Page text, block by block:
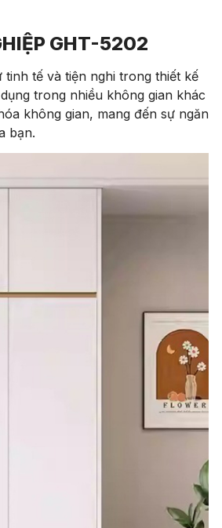
GHT-5202
tinh tế và tiện nghi trong thiết kế
trong nhiều không gian khác
không gian, mang đến sự ngăn
bạn.